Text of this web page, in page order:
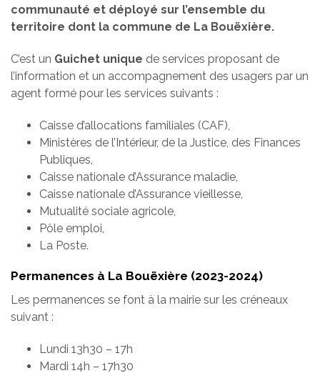
communauté et déployé sur l’ensemble du
territoire dont la commune de La Bouëxière.
C’est un Guichet unique de services proposant de
l’information et un accompagnement des usagers par un
agent formé pour les services suivants :
Caisse d’allocations familiales (CAF),
Ministères de l’Intérieur, de la Justice, des Finances
Publiques,
Caisse nationale d’Assurance maladie,
Caisse nationale d’Assurance vieillesse,
Mutualité sociale agricole,
Pôle emploi,
La Poste.
Permanences à La Bouëxière (2023-2024)
Les permanences se font à la mairie sur les créneaux
suivant :
Lundi 13h30 – 17h
Mardi 14h – 17h30